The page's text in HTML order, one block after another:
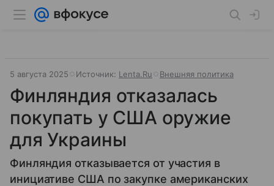
5 августа 2025 Источник: Lenta.Ru Внешняя политика
Финляндия отказалась
покупать у США оружие
для Украины
Финляндия отказывается от участия в
инициативе США по закупке американских